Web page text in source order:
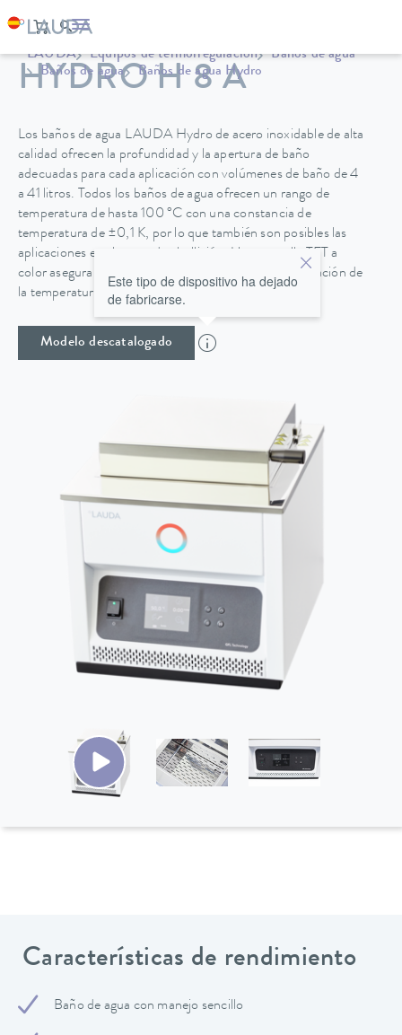
LAUDA Equipos de termorregulación
Baños de agua
Baños de agua
Baños de agua Hydro
HYDRO H 8 A
Los baños de agua LAUDA Hydro de acero inoxidable de alta
calidad ofrecen la profundidad y la apertura de baño
adecuadas para cada aplicación con volúmenes de baño de 4
a 41 litros. Todos los baños de agua ofrecen un rango de
temperatura de hasta 100 °C con una constancia de
temperatura de ±0,1 K, por lo que también son posibles las
aplicaciones en el rango de ebullición. Una pantalla TFT a
color asegura una operación intuitiva con una visualización de
la temperatura en °C y °F.
Modelo descatalogado
Este tipo de dispositivo ha dejado
de fabricarse.
Características de rendimiento
Baño de agua con manejo sencillo